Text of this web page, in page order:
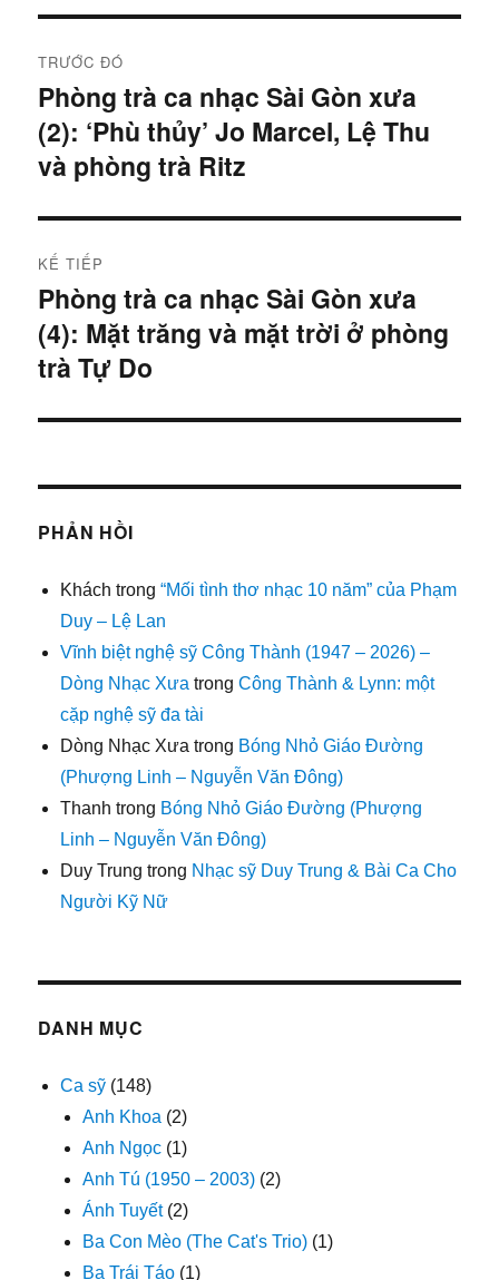
hướng
bài
viết
TRƯỚC ĐÓ
Bài
trước:
Phòng trà ca nhạc Sài Gòn xưa
(2): ‘Phù thủy’ Jo Marcel, Lệ Thu
và phòng trà Ritz
KẾ TIẾP
Bài
tiếp:
Phòng trà ca nhạc Sài Gòn xưa
(4): Mặt trăng và mặt trời ở phòng
trà Tự Do
PHẢN HỒI
Khách trong“Mối tình thơ nhạc 10 năm” của Phạm
Duy – Lệ Lan
Vĩnh biệt nghệ sỹ Công Thành (1947 – 2026) –
Dòng Nhạc Xưa trongCông Thành & Lynn: một
cặp nghệ sỹ đa tài
Dòng Nhạc Xưa trong Bóng Nhỏ Giáo Đường
(Phượng Linh – Nguyễn Văn Đông)
Thanh trong Bóng Nhỏ Giáo Đường (Phượng
Linh – Nguyễn Văn Đông)
Duy Trung trong Nhạc sỹ Duy Trung & Bài Ca Cho
Người Kỹ Nữ
DANH MỤC
Ca sỹ (148)
Anh Khoa (2)
Anh Ngọc (1)
Anh Tú (1950 – 2003) (2)
Ánh Tuyết(2)
Ba Con Mèo (The Cat's Trio) (1)
Ba Trái Táo (1)